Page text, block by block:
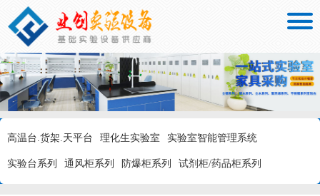

高温台.货架.天平台 理化生实验室 实验室智能管理系统
实验台系列 通风柜系列 防爆柜系列 试剂柜/药品柜系列